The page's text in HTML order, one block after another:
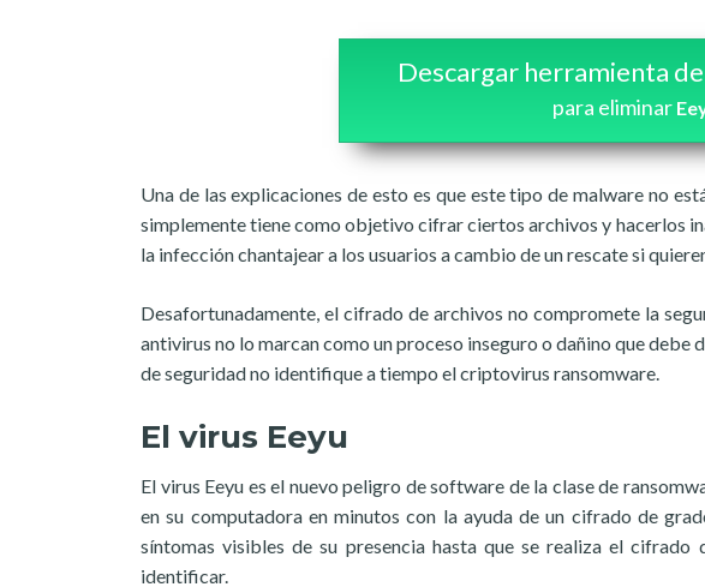
Descargar herramienta
para eliminar
Una de las explicaciones de esto es que este tipo de malware no
simplemente tiene como objetivo cifrar ciertos archivos y hacerlos
la infección chantajear a los usuarios a cambio de un rescate si
Desafortunadamente, el cifrado de archivos no compromete la
antivirus no lo marcan como un proceso inseguro o dañino que debe
de seguridad no identifique a tiempo el criptovirus ransomware.
El virus Eeyu
El virus Eeyu es el nuevo peligro de software de la clase de
en su computadora en minutos con la ayuda de un cifrado de
síntomas visibles de su presencia hasta que se realiza el
identificar.